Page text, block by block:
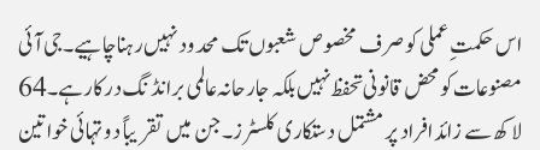
اس حکمتِ عملی کو صرف مخصوص شعبوں تک محدود نہیں رہنا چاہیے۔ جی آئی
مصنوعات کو محض قانونی تحفظ نہیں بلکہ جارحانہ عالمی برانڈنگ درکار ہے۔ 64
لاکھ سے زائد افراد پر مشتمل دستکاری کلسٹرز۔جن میں تقریباً دو تہائی خواتین